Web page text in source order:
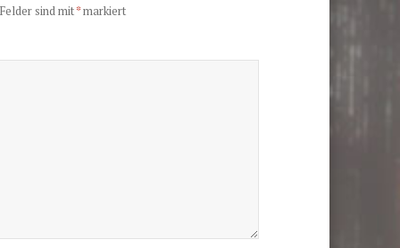
sind mit*markiert